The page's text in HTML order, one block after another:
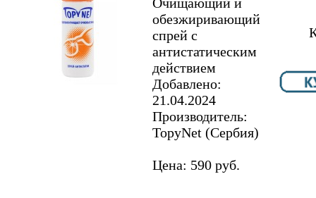
обезжиривающий
спрей с
антистатическим
действием
Добавлено:
21.04.2024
Производитель:
TopyNet​ (Сербия)
Цена: 590 руб.